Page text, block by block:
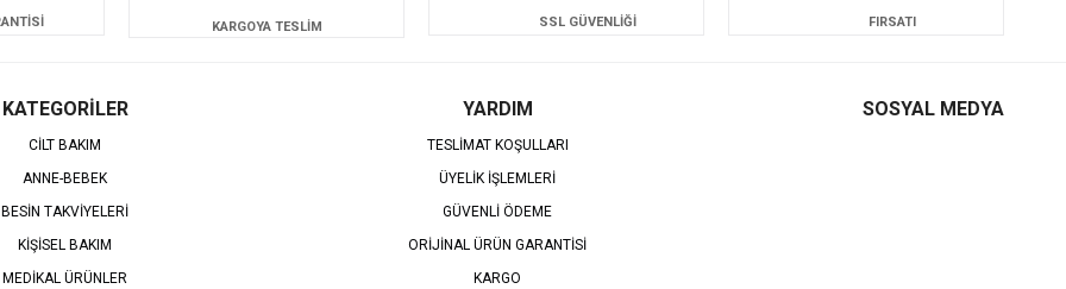
KARGOYA TESLİM SSL GÜVENLİĞİ FIRSATI
KATEGORİLER
CİLT BAKIM
ANNE-BEBEK
BESİN TAKVİYELERİ
KİŞİSEL BAKIM
MEDİKAL ÜRÜNLER
YARDIM
TESLİMAT KOŞULLARI
ÜYELİK İŞLEMLERİ
GÜVENLİ ÖDEME
ORİJİNAL ÜRÜN GARANTİSİ
KARGO
SOSYAL MEDYA